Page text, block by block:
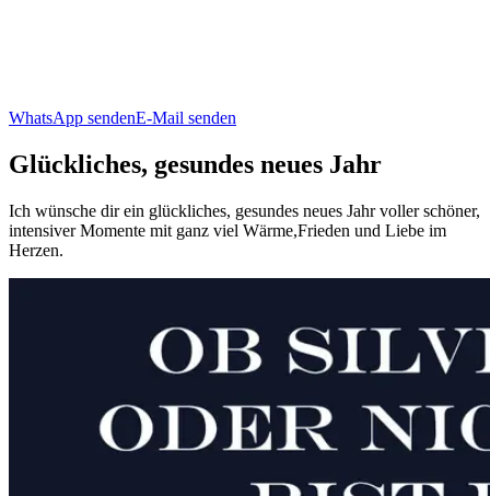
WhatsApp sendenE-Mail senden
Glückliches, gesundes neues Jahr
Ich wünsche dir ein glückliches, gesundes neues Jahr voller schöner,
intensiver Momente mit ganz viel Wärme,Frieden und Liebe im
Herzen.